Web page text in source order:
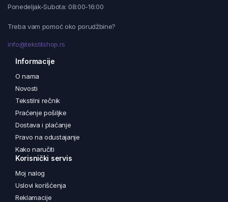
Ponedeljak-Subota: 08:00-16:00
Treba vam pomoć oko porudžbine?
info@tekstilshop.rs
Informacije
O nama
Novosti
Tekstilni rečnik
Praćenje pošiljke
Dostava i plaćanje
Pravo na odustajanje
Kako naručiti
Korisnički servis
Moj nalog
Uslovi korišćenja
Reklamacije